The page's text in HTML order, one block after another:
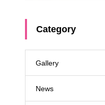
Category
Gallery
News